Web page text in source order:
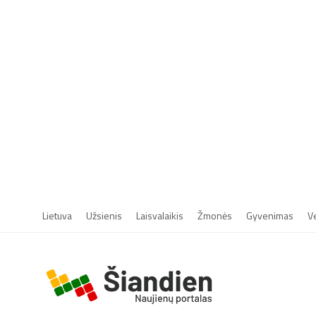
Lietuva Užsienis Laisvalaikis Žmonės Gyvenimas
r